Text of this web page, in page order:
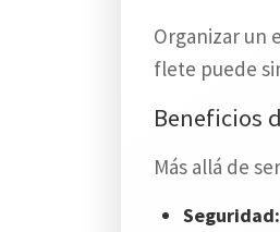
Organizar un
flete puede
Beneficios
Más allá de
Seguridad: